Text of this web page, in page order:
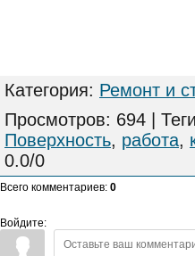
Категория: Ремонт и
Просмотров: 694 |
Поверхность, работа,
0.0/0
Всего комментариев: 0
Войдите: